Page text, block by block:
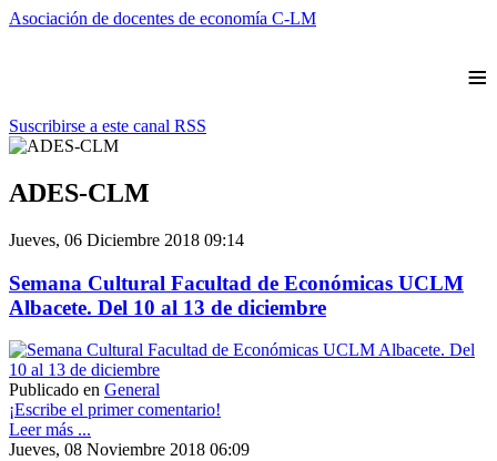
Asociación de docentes de economía C-LM
≡
Suscribirse a este canal RSS
ADES-CLM
Jueves, 06 Diciembre 2018 09:14
Semana Cultural Facultad de Económicas UCLM
Albacete. Del 10 al 13 de diciembre
Publicado en General
¡Escribe el primer comentario!
Leer más ...
Jueves, 08 Noviembre 2018 06:09